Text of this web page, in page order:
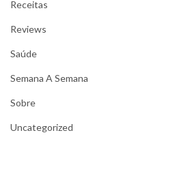
Receitas
Reviews
Saúde
Semana A Semana
Sobre
Uncategorized